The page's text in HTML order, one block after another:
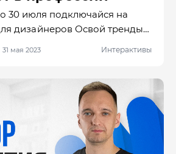
30 июля подключайся на
Освой тренды
система дизайна. Создай
товара для маркетплейса на
к себе в портфолио.
31 мая 2023 Интерактивы